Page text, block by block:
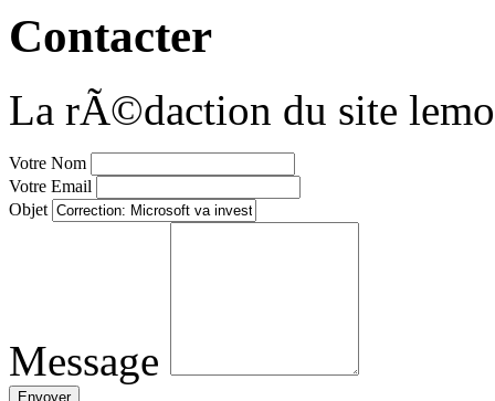
Contacter
La rÃ©daction du site
Votre Nom
Votre Email
Objet
Message